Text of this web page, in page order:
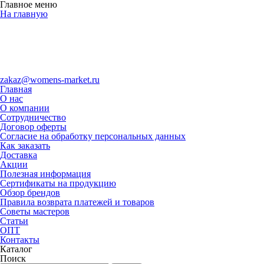
Главное меню
На главную
zakaz@womens-market.ru
Главная
О нас
О компании
Сотрудничество
Договор оферты
Согласие на обработку персональных данных
Как заказать
Доставка
Акции
Полезная информация
Сертификаты на продукцию
Обзор брендов
Правила возврата платежей и товаров
Советы мастеров
Статьи
ОПТ
Контакты
Каталог
Поиск